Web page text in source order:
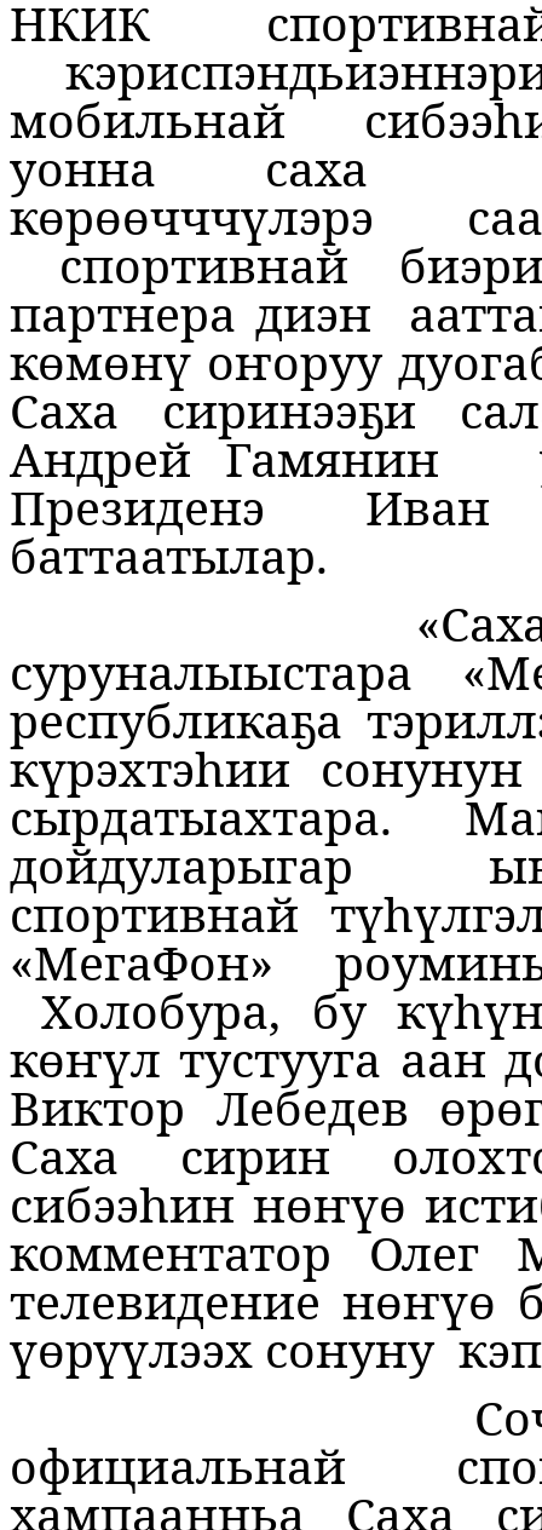
НКИК
мобильнай
уонна саха
көрөөчччүлэрэ
спортивнай
партнера диэн
көмөнү оҥоруу
Саха сиринээҕи
Андрей Гамянин
Президенэ
баттаатылар.
суруналыыстара
республикаҕа
күрэхтэһии сонунун
сырдатыахтара.
дойдуларыгар
спортивнай
«МегаФон»
Холобура, бу
көҥүл тустууга аан
Виктор Лебедев
Саха сирин
сибээһин нөҥүө
комментатор Олег
телевидение нөҥүө
үөрүүлээх сонуну
официальнай
хампаанньа Саха